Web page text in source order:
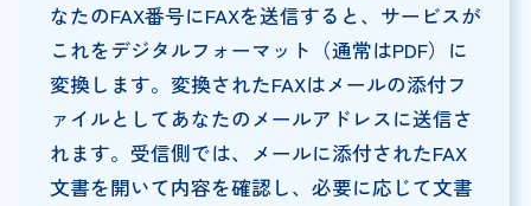
なたのFAX番号にFAXを送信すると、サービスが
これをデジタルフォーマット（通常はPDF）に
変換します。変換されたFAXはメールの添付フ
ァイルとしてあなたのメールアドレスに送信さ
れます。受信側では、メールに添付されたFAX
文書を開いて内容を確認し、必要に応じて文書